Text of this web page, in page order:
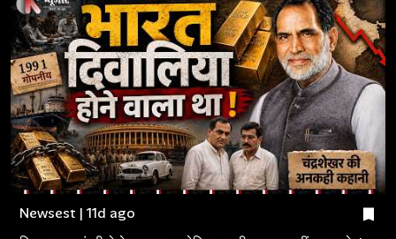
Newsest | 11d ago